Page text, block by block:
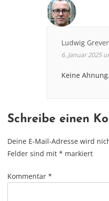
Ludwig
6. Januar 2025
Keine
Schreibe einen
Deine E-Mail-Adresse wird
Felder sind mit * markiert
Kommentar *